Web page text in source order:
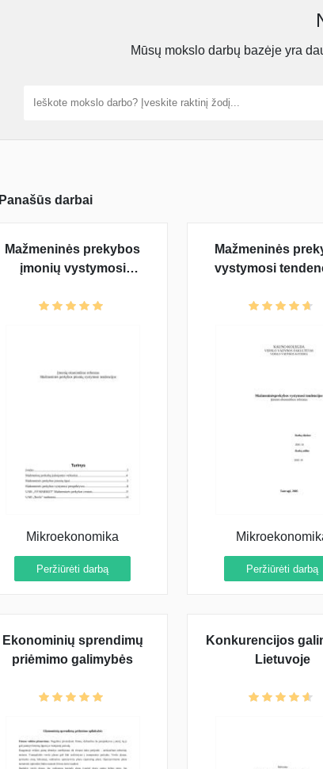
Mūsų mokslo darbų bazėje yra
Panašūs darbai
Mažmeninės prekybos
įmonių vystymosi
Mikroekonomika
Peržiūrėti darbą
Mažmeninės
vystymosi
Peržiūrėti darbą
Ekonominių sprendimų
priėmimo galimybės
Konkurencijos
Lietuvoje